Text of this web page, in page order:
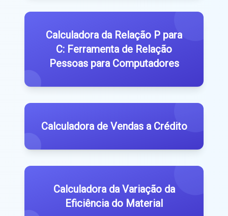
Calculadora da Relação P para
C: Ferramenta de Relação
Pessoas para Computadores
Calculadora de Vendas a Crédito
Calculadora da Variação da
Eficiência do Material